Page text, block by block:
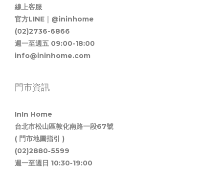
線上客服
官方LINE｜@ininhome
(02)2736-6866
週一至週五 09:00-18:00
info@ininhome.com
門市資訊
InIn Home
台北市松山區敦化南路一段67號
( 門市地圖指引 )
(02)2880-5599
週一至週日 10:30-19:00